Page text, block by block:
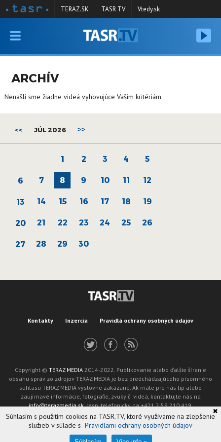
VYSIELANIE
SPRAVODAJSTVO
KONTAKT
TERAZ.SK TASR TV Vtedy.sk
ARCHÍV
Nenašli sme žiadne videá vyhovujúce Vašim kritériám
<< JÚL 2026 >>
1 2 3 4 5
6 7 8 9 10 11 12
13 14 15 16 17 18 19
20 21 22 23 24 25 26
27 28 29 30
Kontakty Inzercia Pravidlá ochrany osobných údajov
Copyright © TERAZ MEDIA 2014-2022. Publikovanie alebo ďalšie šírenie
obsahu správ zo zdrojov TERAZ MEDIA je bez predchádzajúceho písomného
súhlasu TERAZ MEDIA výslovne zakázané. Ak máte pre nás tip alebo
zaujímavé informácie, fotografie, zvuky či videá, kontaktujte nás na
info@terazmedia.sk, resp. telefonicky na +421 2 59 210 419.
Žiadosť o zverejnenie opravy v zmysle zákona o publikáciách je možné zaslať
na adresu oprava@tasr.sk.
Súhlasím s použitím cookies na TASR.TV, ktoré využívame na zlepšenie
služieb v súlade s Pravidlami ochrany osobných údajov
✖